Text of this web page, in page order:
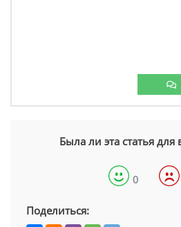
Была ли эта статья для
0
Поделиться: